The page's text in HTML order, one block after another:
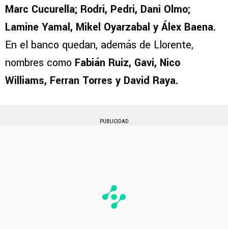
Marc Cucurella; Rodri, Pedri, Dani Olmo;
Lamine Yamal, Mikel Oyarzabal y Álex Baena.
En el banco quedan, además de Llorente,
nombres como Fabián Ruiz, Gavi, Nico
Williams, Ferran Torres y David Raya.
PUBLICIDAD